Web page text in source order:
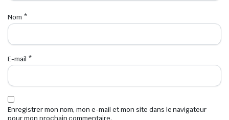
Nom *
E-mail *
Enregistrer mon nom, mon e-mail et mon site dans le navigateur
pour mon prochain commentaire.